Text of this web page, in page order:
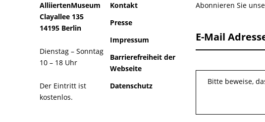
AlliiertenMuseum
Clayallee 135
14195 Berlin
Dienstag – Sonntag
10 – 18 Uhr
Der Eintritt ist
kostenlos.
Kontakt
Presse
Impressum
Barrierefreiheit der
Webseite
Datenschutz
Abonnieren Sie
E-Mail
Bitte beweise,